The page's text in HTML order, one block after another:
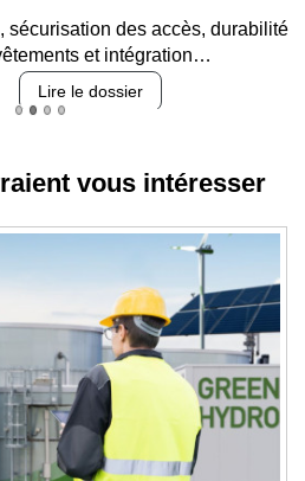
des accès, durabilité des
et intégration…
le dossier
vous intéresser